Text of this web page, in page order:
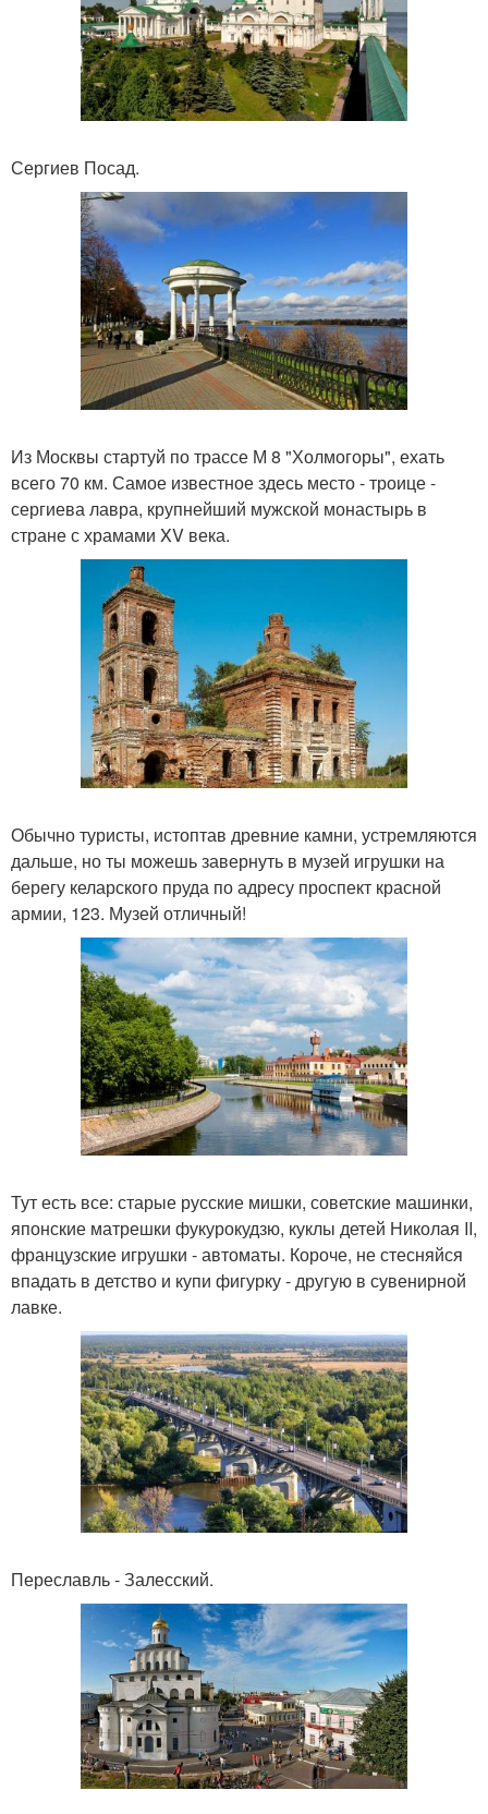
Сергиев Посад.
Из Москвы стартуй по трассе М 8 "Холмогоры", ехать
всего 70 км. Самое известное здесь место - троице -
сергиева лавра, крупнейший мужской монастырь в
стране с храмами XV века.
Обычно туристы, истоптав древние камни, устремляются
дальше, но ты можешь завернуть в музей игрушки на
берегу келарского пруда по адресу проспект красной
армии, 123. Музей отличный!
Тут есть все: старые русские мишки, советские машинки,
японские матрешки фукурокудзю, куклы детей Николая II,
французские игрушки - автоматы. Короче, не стесняйся
впадать в детство и купи фигурку - другую в сувенирной
лавке.
Переславль - Залесский.